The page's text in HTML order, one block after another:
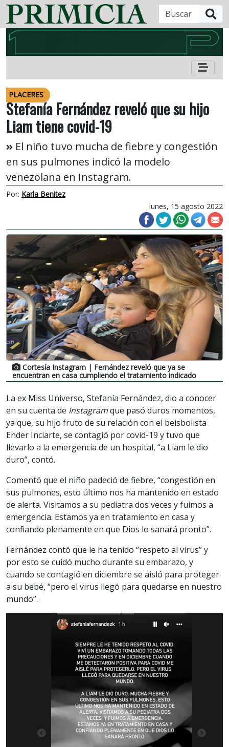
PLACERES
Stefanía Fernández reveló que su hijo
Liam tiene covid-19
El niño tuvo mucha de fiebre y congestión
en sus pulmones indicó la modelo
venezolana en Instagram.
Por: Karla Benitez
lunes, 15 agosto 2022
Cortesía Instagram | Fernández reveló que ya se
encuentran en casa cumpliendo el tratamiento indicado
La ex Miss Universo, Stefanía Fernández, dio a conocer
en su cuenta de Instagramque pasó duros momentos,
ya que, su hijo fruto de su relación con el beisbolista
Ender Inciarte, se contagió por covid-19 y tuvo que
llevarlo a la emergencia de un hospital, “a Liam le dio
duro”, contó.
Comentó que el niño padeció de fiebre, “congestión en
sus pulmones, esto último nos ha mantenido en estado
de alerta. Visitamos a su pediatra dos veces y fuimos a
emergencia. Estamos ya en tratamiento en casa y
confiando plenamente en que Dios lo sanará pronto”.
Fernández contó que le ha tenido “respeto al virus” y
por esto se cuidó mucho durante su embarazo, y
cuando se contagió en diciembre se aisló para proteger
a su bebé, “pero el virus llegó para quedarse en nuestro
mundo”.